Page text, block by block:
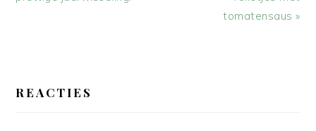
tomatensaus »
INTERACTIES
REACTIES